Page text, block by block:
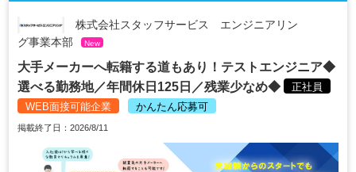
株式会社スタッフサービス エンジニアリン
グ事業本部
New
大手メーカーへ転籍する道もあり！テストエンジニア◆
選べる勤務地／年間休日125日／残業少なめ◆
正社員
WEB面接可能企業
かんたん応募可
掲載終了日：2026/8/11